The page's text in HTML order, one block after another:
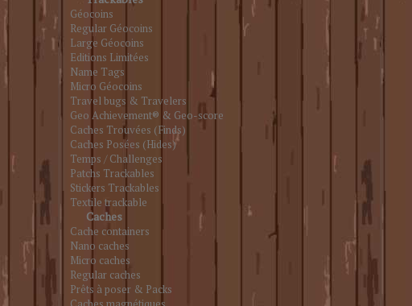
Géocoins
Regular Géocoins
Large Géocoins
Editions Limitées
Name Tags
Micro Géocoins
Travel bugs & Travelers
Geo Achievement® & Geo-score
Caches Trouvées (Finds)
Caches Posées (Hides)
Temps / Challenges
Patchs Trackables
Stickers Trackables
Textile trackable
Caches
Cache containers
Nano caches
Micro caches
Regular caches
Prêts à poser & Packs